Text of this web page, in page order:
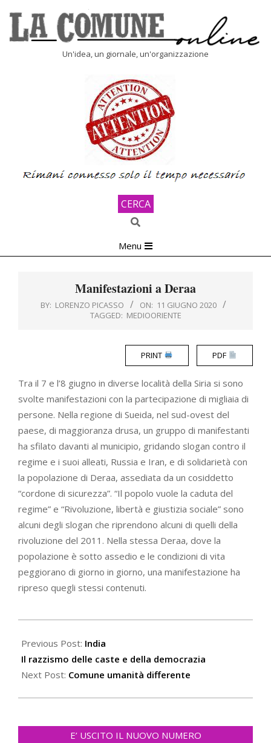
content
Un'idea, un giornale, un'organizzazione
CERCA
Search
Navigation
Menu
Manifestazioni a Deraa
BY: LORENZO PICASSO ON: 11 GIUGNO 2020
TAGGED: MEDIOORIENTE
PRINT PDF
Tra il 7 e l’8 giugno in diverse località della Siria si sono
svolte manifestazioni con la partecipazione di migliaia di
persone. Nella regione di Sueida, nel sud-ovest del
paese, di maggioranza drusa, un gruppo di manifestanti
ha sfilato davanti al municipio, gridando slogan contro il
regime e i suoi alleati, Russia e Iran, e di solidarietà con
la popolazione di Deraa, assediata da un cosiddetto
“cordone di sicurezza”. “Il popolo vuole la caduta del
regime” e “Rivoluzione, libertà e giustizia sociale” sono
alcuni degli slogan che riprendono alcuni di quelli della
rivoluzione del 2011. Nella stessa Deraa, dove la
popolazione è sotto assedio e le condizioni di vita
peggiorano di giorno in giorno, una manifestazione ha
ripreso quegli stessi contenuti.
06-
11
Previous Post: India
Il razzismo delle caste e della democrazia
Next Post: Comune umanità differente
E’ USCITO IL NUOVO NUMERO